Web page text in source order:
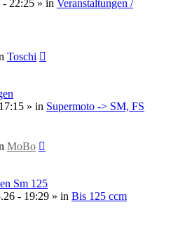
- 22:25 » in Veranstaltungen /
Toschi
» in Supermoto -> SM, FS
MoBo
Sm 125
- 19:29 » in Bis 125 ccm